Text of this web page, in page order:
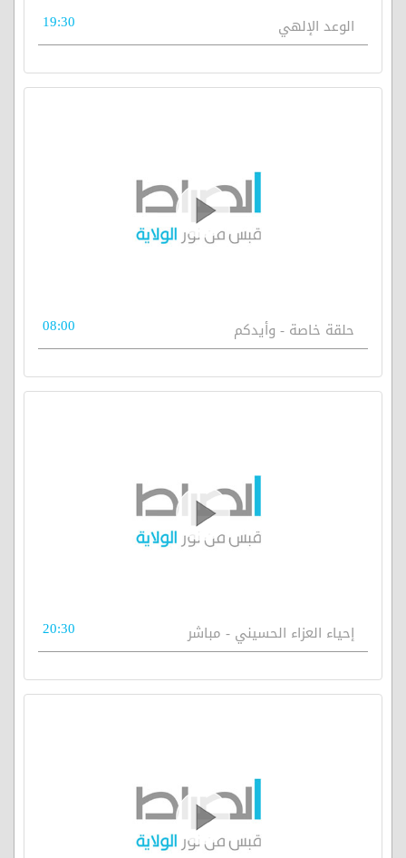
الوعد الإلهي 19:30
حلقة خاصة - وأيدكم 08:00
إحياء العزاء الحسيني - مباشر 20:30